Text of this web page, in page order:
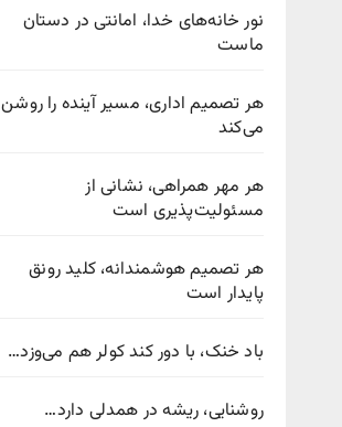
نور خانه‌های خدا، امانتی در دستان
ماست
هر تصمیم اداری، مسیر آینده را روشن
می‌کند
هر مهر همراهی، نشانی از
مسئولیت‌پذیری است
هر تصمیم هوشمندانه، کلید رونق
پایدار است
باد خنک، با دور کند کولر هم می‌وزد…
روشنایی، ریشه در همدلی دارد…